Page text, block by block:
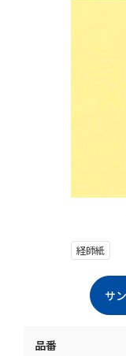
経師紙
品番